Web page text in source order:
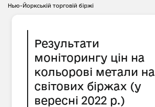
Нью-Йоркській торговій біржі
Результати
моніторингу цін на
кольорові метали на
світових біржах (у
вересні 2022 р.)